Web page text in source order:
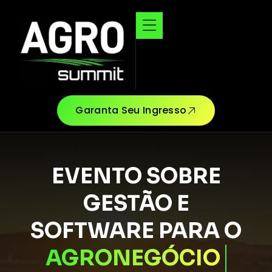
Garanta Seu Ingresso
EVENTO SOBRE
GESTÃO E
SOFTWARE PARA O
AGRONEGÓCIO